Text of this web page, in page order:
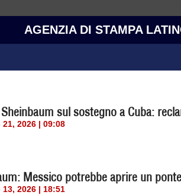
AGENZIA DI STAMPA
sul sostegno a Cuba:
2026 | 09:08
Messico potrebbe aprire un
2026 | 18:51